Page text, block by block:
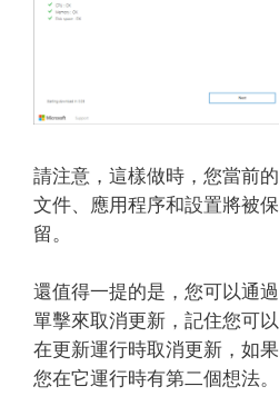
請注意，這樣做時，您當前的
文件、應用程序和設置將被保
留。
還值得一提的是，您可以通過
單擊來取消更新，記住您可以
在更新運行時取消更新，如果
您在它運行時有第二個想法。